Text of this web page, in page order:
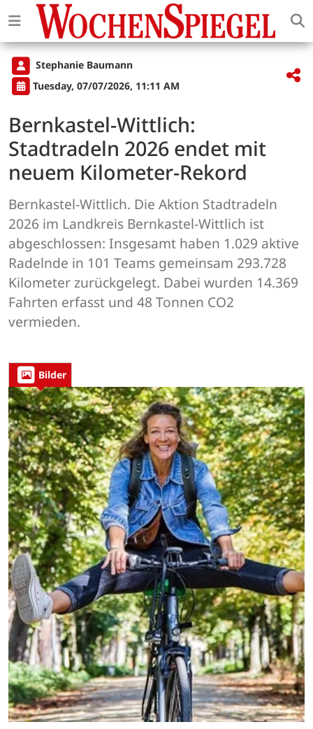
Stephanie Baumann
Tuesday, 07/07/2026, 11:11 AM
Bernkastel-Wittlich:
Stadtradeln 2026 endet mit
neuem Kilometer-Rekord
Bernkastel-Wittlich. Die Aktion Stadtradeln
2026 im Landkreis Bernkastel-Wittlich ist
abgeschlossen: Insgesamt haben 1.029 aktive
Radelnde in 101 Teams gemeinsam 293.728
Kilometer zurückgelegt. Dabei wurden 14.369
Fahrten erfasst und 48 Tonnen CO2
vermieden.
Bilder